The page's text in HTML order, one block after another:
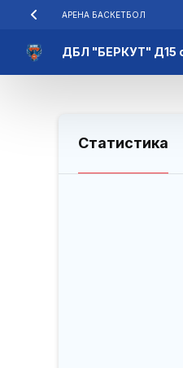
АРЕНА БАСКЕТБОЛ
ДБЛ "БЕРКУТ" Д15
Статистика